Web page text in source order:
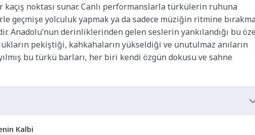
noktası sunar. Canlı performanslarla türkülerin ruhuna
geçmişe yolculuk yapmak ya da sadece müziğin ritmine
Anadolu’nun derinliklerinden gelen seslerin yankılandığı bu
pekiştiği, kahkahaların yükseldiği ve unutulmaz anıların
bu türkü barları, her biri kendi özgün dokusu ve sahne
Kalbi